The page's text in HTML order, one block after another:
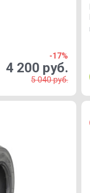
-17%
4 200 руб.
5 040 руб.